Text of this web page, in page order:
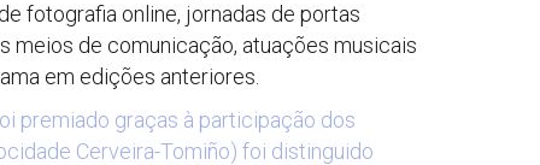
fotografia online, jornadas de portas
meios de comunicação, atuações musicais
em edições anteriores.
premiado graças à participação dos
Cerveira-Tomiño) foi distinguido